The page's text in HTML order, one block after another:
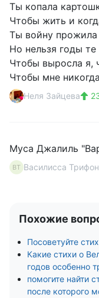
Ты копала
Чтобы жить и
Ты войну прожила
Но нельзя годы те
Чтобы выросла я,
Чтобы мне
Неля Зайцева
Муса Джалиль
ВТ Василисса
Похожие
Посоветуйте
Какие стихи о
годов особенно
помогите найти
после которого